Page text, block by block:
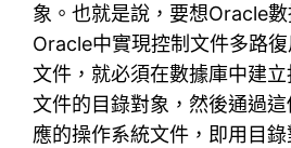
象。也就是說，要想Oracle
Oracle中實現控制文件多路
文件，就必須在數據庫中建
文件的目錄對象，然後通過
應的操作系統文件，即用目